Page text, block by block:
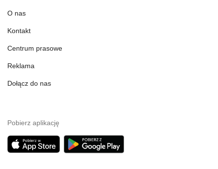
O nas
Kontakt
Centrum prasowe
Reklama
Dołącz do nas
Pobierz aplikację